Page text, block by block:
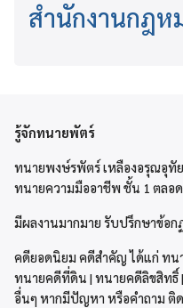
สำนักงานกฎห
รู้จักทนายพัตร์
ทนายพงษ์รพัตร์ เหลืองอรุณอุทั
ทนายความมืออาชีพ ชั้น 1 ตลอ
มีผลงานมากมาย รับปรึกษาข้อ
คดียอดนิยม คดีสำคัญ ได้แก่ ทน
ทนายคดีที่ดิน | ทนายคดีลิขสิทธิ์
อื่นๆ หากมีปัญหา หรือคำถาม ติ